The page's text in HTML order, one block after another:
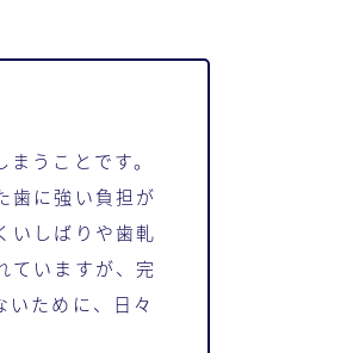
うことです。
歯に強い負担が
いしばりや歯軋
ていますが、完
ために、日々